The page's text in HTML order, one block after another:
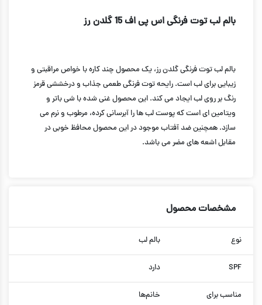
بالم لب توت فرنگی اس پی اف 15 گلدن رز
بالم لبتوت فرنگیگلدن رز، یک محصول چند کاره با خواص مراقبتی و
زیبایی برای لب است. رایحهتوت فرنگیطعمی جذاب و درخششی قرمز
رنگ بر روی لب ایجاد می کند. این محصول غنی شده با شی باتر و
ویتامین ای است که پوست لب ها را آبرسانی کرده، مرطوب و نرم می
سازد. همچنین ضد آفتاب موجود در این محصول محافظ خوبی در
مقابل اشعه های مضر می باشد.
مشخصات محصول
نوع بالم لب
SPF دارد
مناسب برای خانم‌ها